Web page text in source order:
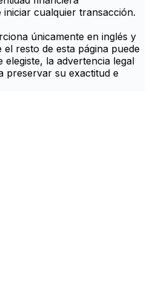
cualquier transacción.
únicamente en inglés y
resto de esta página puede
elegiste, la advertencia legal
preservar su exactitud e